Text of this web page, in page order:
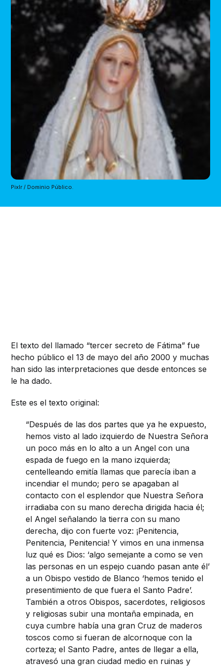
Pixlr / Dominio Público.
El texto del llamado “tercer secreto de Fátima” fue
hecho público el 13 de mayo del año 2000 y muchas
han sido las interpretaciones que desde entonces se
le ha dado.
Este es el texto original:
“Después de las dos partes que ya he expuesto,
hemos visto al lado izquierdo de Nuestra Señora
un poco más en lo alto a un Angel con una
espada de fuego en la mano izquierda;
centelleando emitía llamas que parecía iban a
incendiar el mundo; pero se apagaban al
contacto con el esplendor que Nuestra Señora
irradiaba con su mano derecha dirigida hacia él;
el Angel señalando la tierra con su mano
derecha, dijo con fuerte voz: ¡Penitencia,
Penitencia, Penitencia! Y vimos en una inmensa
luz qué es Dios: ‘algo semejante a como se ven
las personas en un espejo cuando pasan ante él’
a un Obispo vestido de Blanco ‘hemos tenido el
presentimiento de que fuera el Santo Padre’.
También a otros Obispos, sacerdotes, religiosos
y religiosas subir una montaña empinada, en
cuya cumbre había una gran Cruz de maderos
toscos como si fueran de alcornoque con la
corteza; el Santo Padre, antes de llegar a ella,
atravesó una gran ciudad medio en ruinas y